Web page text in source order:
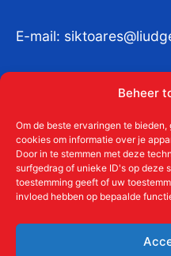
Beheer
Om de beste ervaringen te
cookies om informatie over je
Door in te stemmen met deze
surfgedrag of unieke ID's op deze
toestemming geeft of uw
invloed hebben op bepaalde
E-mail:
KvKnr:41011712
Meer over de
Aanmelden als donateur